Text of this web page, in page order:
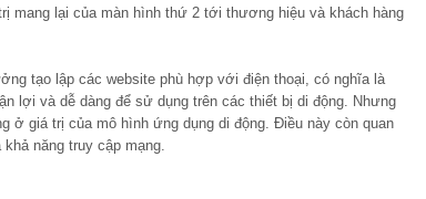
mang lại của màn hình thứ 2 tới thương hiệu và khách hàng
tạo lập các website phù hợp với điện thoại, có nghĩa là
lợi và dễ dàng để sử dụng trên các thiết bị di động. Nhưng
ở giá trị của mô hình ứng dụng di động. Điều này còn quan
năng truy cập mạng.